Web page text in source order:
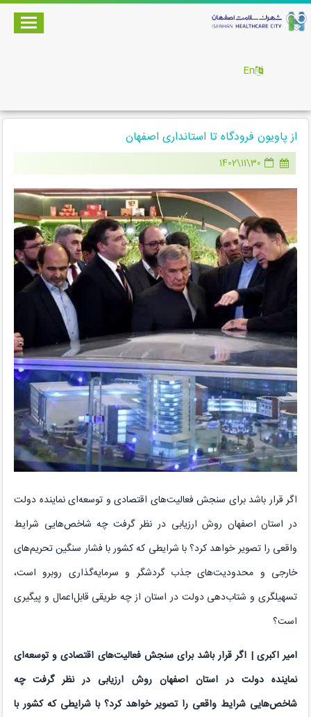
En
از پاویون فرودگاه تا استانداری اصفهان
30\11\1402
اگر قرار باشد برای سنجش فعالیت‌های اقتصادی و توسعه‌ای نماینده دولت
در استان اصفهان روش ارزیابی در نظر گرفت چه شاخص‌هایی شرایط
واقعی را تصویر خواهد کرد؟ با شرایطی که کشور با فشار سنگین تحریم‌های
خارجی و محدودیت‌های جذب گردشگر و سرمایه‌گذاری روبرو است،
تسهیلگری و شتاب‌دهی دولت در استان از چه طریقی قابل‌اعمال و پیگیری
است؟
امیر اکبری | اگر قرار باشد برایسنجشفعالیت‌های اقتصادی و توسعه‌ای
نماینده دولت در استان اصفهان روش ارزیابی در نظر گرفت چه
شاخص‌هایی شرایط واقعی را تصویر خواهد کرد؟ با شرایطی که کشور با